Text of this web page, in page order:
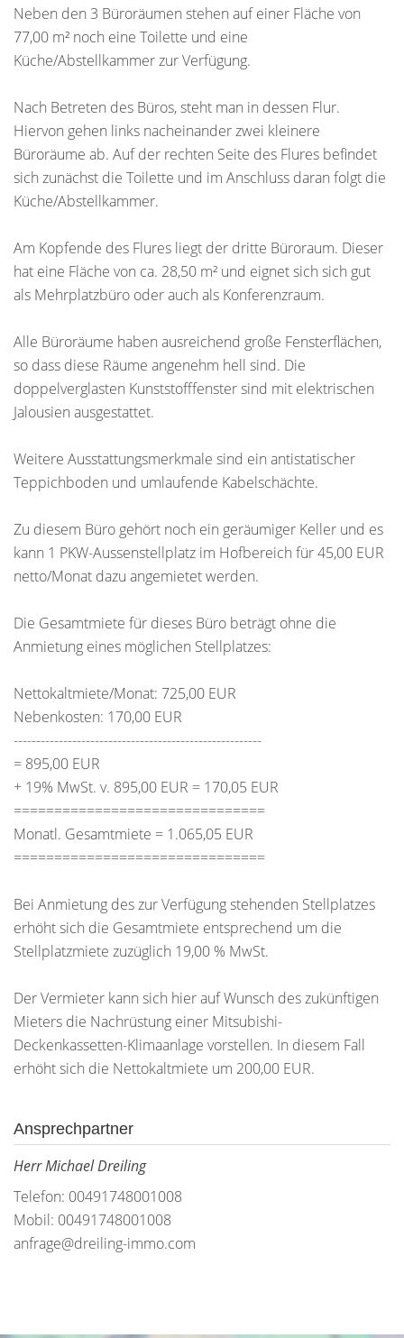
Neben den 3 Büroräumen stehen auf einer Fläche von
77,00 m² noch eine Toilette und eine
Küche/Abstellkammer zur Verfügung.
Nach Betreten des Büros, steht man in dessen Flur.
Hiervon gehen links nacheinander zwei kleinere
Büroräume ab. Auf der rechten Seite des Flures befindet
sich zunächst die Toilette und im Anschluss daran folgt die
Küche/Abstellkammer.
Am Kopfende des Flures liegt der dritte Büroraum. Dieser
hat eine Fläche von ca. 28,50 m² und eignet sich sich gut
als Mehrplatzbüro oder auch als Konferenzraum.
Alle Büroräume haben ausreichend große Fensterflächen,
so dass diese Räume angenehm hell sind. Die
doppelverglasten Kunststofffenster sind mit elektrischen
Jalousien ausgestattet.
Weitere Ausstattungsmerkmale sind ein antistatischer
Teppichboden und umlaufende Kabelschächte.
Zu diesem Büro gehört noch ein geräumiger Keller und es
kann 1 PKW-Aussenstellplatz im Hofbereich für 45,00 EUR
netto/Monat dazu angemietet werden.
Die Gesamtmiete für dieses Büro beträgt ohne die
Anmietung eines möglichen Stellplatzes:
Nettokaltmiete/Monat: 725,00 EUR
Nebenkosten: 170,00 EUR
-------------------------------------------------------
= 895,00 EUR
+ 19% MwSt. v. 895,00 EUR = 170,05 EUR
===============================
Monatl. Gesamtmiete = 1.065,05 EUR
===============================
Bei Anmietung des zur Verfügung stehenden Stellplatzes
erhöht sich die Gesamtmiete entsprechend um die
Stellplatzmiete zuzüglich 19,00 % MwSt.
Der Vermieter kann sich hier auf Wunsch des zukünftigen
Mieters die Nachrüstung einer Mitsubishi-
Deckenkassetten-Klimaanlage vorstellen. In diesem Fall
erhöht sich die Nettokaltmiete um 200,00 EUR.
Ansprechpartner
Herr Michael Dreiling
Telefon: 00491748001008
Mobil: 00491748001008
anfrage@dreiling-immo.com